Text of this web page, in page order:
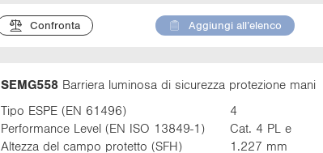
Confronta Aggiungi all’elenco
SEMG558Barriera luminosa di sicurezza protezione mani
Tipo ESPE (EN 61496)
4
Performance Level (EN ISO 13849-1)
Cat. 4 PL e
Altezza del campo protetto (SFH)
1.227 mm